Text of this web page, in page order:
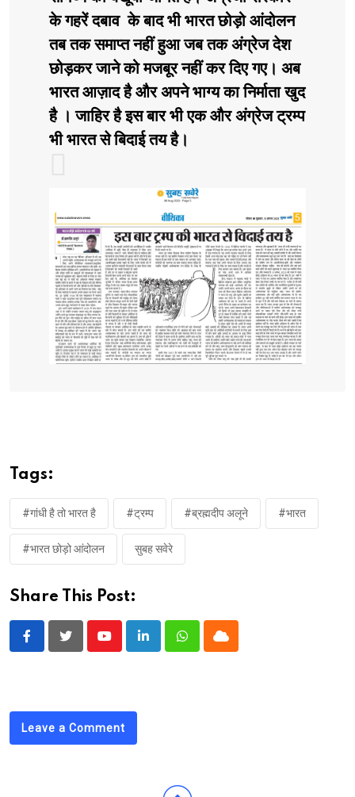
के गहरें दबाव के बाद भी भारत छोड़ो आंदोलन
तब तक समाप्त नहीं हुआ जब तक अंग्रेज देश
छोड़कर जाने को मजबूर नहीं कर दिए गए। अब
भारत आज़ाद है और अपने भाग्य का निर्माता खुद
है । जाहिर है इस बार भी एक और अंग्रेज ट्रम्प
भी भारत से बिदाई तय है।
Tags:
#गांधी है तो भारत है #ट्रम्प #ब्रह्मदीप अलूने #भारत
#भारत छोड़ो आंदोलन सुबह सवेरे
Share This Post:
YoutubeLinkedInWhatsappCloud
Leave a Comment